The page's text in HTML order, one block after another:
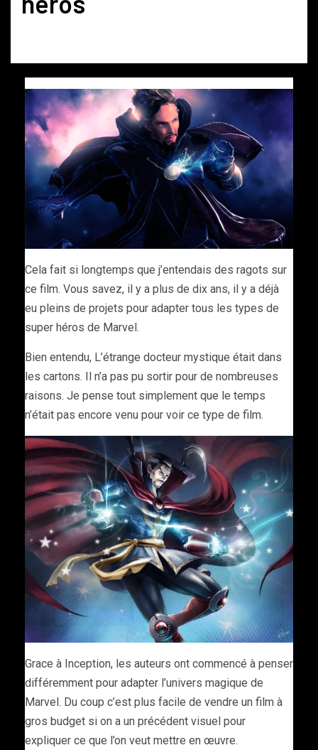
Cela fait si longtemps que j’entendais des ragots sur
ce film. Vous savez, il y a plus de dix ans, il y a déjà
eu pleins de projets pour adapter tous les types de
super héros de Marvel.
Bien entendu, L’étrange docteur mystique était dans
les cartons. Il n’a pas pu sortir pour de nombreuses
raisons. Je pense tout simplement que le temps
n’était pas encore venu pour voir ce type de film.
Grace à Inception, les auteurs ont commencé à penser
différemment pour adapter l’univers magique de
Marvel. Du coup c’est plus facile de vendre un film à
gros budget si on a un précédent visuel pour
expliquer ce que l’on veut mettre en œuvre.